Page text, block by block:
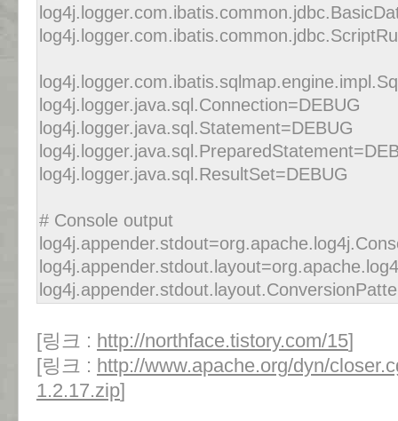
log4j.logger.java.sql.Connection=DEBUG
log4j.logger.java.sql.Statement=DEBUG
log4j.logger.java.sql.ResultSet=DEBUG
# Console output
[링크 : http://northface.tistory.com/15]
[링크 : http://www.apache.org/dyn/
1.2.17.zip]